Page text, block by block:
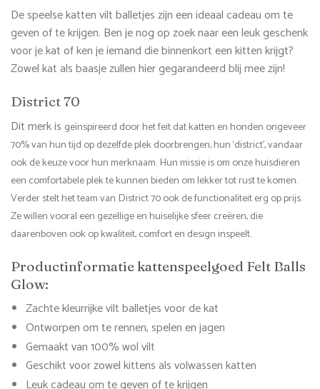
De speelse katten vilt balletjes zijn een ideaal cadeau om te
geven of te krijgen. Ben je nog op zoek naar een leuk geschenk
voor je kat of ken je iemand die binnenkort een kitten krijgt?
Zowel kat als baasje zullen hier gegarandeerd blij mee zijn!
District 70
Dit merk is geïnspireerd door het feit dat katten en honden ongeveer
70% van hun tijd op dezelfde plek doorbrengen, hun ‘district’, vandaar
ook de keuze voor hun merknaam. Hun missie is om onze huisdieren
een comfortabele plek te kunnen bieden om lekker tot rust te komen.
Verder stelt het team van District 70 ook de functionaliteit erg op prijs.
Ze willen vooral een gezellige en huiselijke sfeer creëren, die
daarenboven ook op kwaliteit, comfort en design inspeelt.
Productinformatie kattenspeelgoed Felt Balls
Glow:
Zachte kleurrijke vilt balletjes voor de kat
Ontworpen om te rennen, spelen en jagen
Gemaakt van 100% wol vilt
Geschikt voor zowel kittens als volwassen katten
Leuk cadeau om te geven of te krijgen